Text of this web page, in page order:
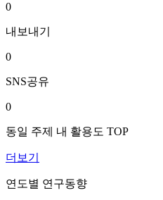
0
내보내기
0
SNS공유
0
동일 주제 내 활용도 TOP
더보기
연도별 연구동향